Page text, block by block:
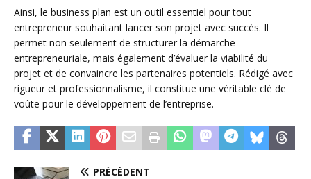
Ainsi, le business plan est un outil essentiel pour tout
entrepreneur souhaitant lancer son projet avec succès. Il
permet non seulement de structurer la démarche
entrepreneuriale, mais également d’évaluer la viabilité du
projet et de convaincre les partenaires potentiels. Rédigé avec
rigueur et professionnalisme, il constitue une véritable clé de
voûte pour le développement de l’entreprise.
PRÉCÉDENT